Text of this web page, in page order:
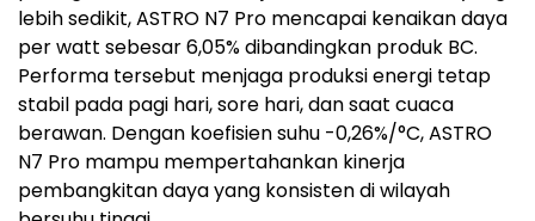
lebih sedikit, ASTRO N7 Pro mencapai kenaikan daya
per watt sebesar 6,05% dibandingkan produk BC.
Performa tersebut menjaga produksi energi tetap
stabil pada pagi hari, sore hari, dan saat cuaca
berawan. Dengan koefisien suhu -0,26%/°C, ASTRO
N7 Pro mampu mempertahankan kinerja
pembangkitan daya yang konsisten di wilayah